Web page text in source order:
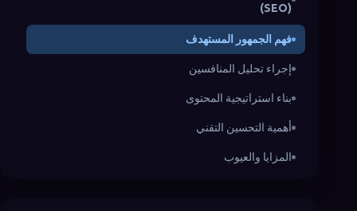
(SEO)
فهم الجمهور المستهدف
إجراء تحليل المنافسين
بناء استراتيجية المحتوى
أهمية التحسين التقني
المزايا والعيوب